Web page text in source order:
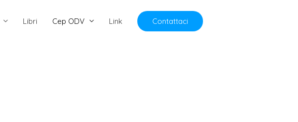
Libri Cep ODV Link Contattaci